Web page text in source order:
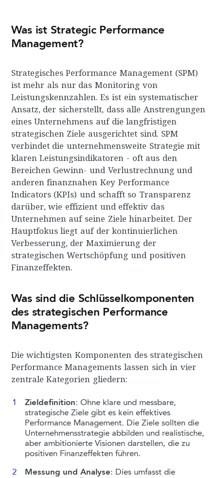
Was ist Strategic Performance
Management?
Strategisches Performance Management (SPM)
ist mehr als nur das Monitoring von
Leistungskennzahlen. Es ist ein systematischer
Ansatz, der sicherstellt, dass alle Anstrengungen
eines Unternehmens auf die langfristigen
strategischen Ziele ausgerichtet sind. SPM
verbindet die unternehmensweite Strategie mit
klaren Leistungsindikatoren - oft aus den
Bereichen Gewinn- und Verlustrechnung und
anderen finanznahen Key Performance
Indicators (KPIs) und schafft so Transparenz
darüber, wie effizient und effektiv das
Unternehmen auf seine Ziele hinarbeitet. Der
Hauptfokus liegt auf der kontinuierlichen
Verbesserung, der Maximierung der
strategischen Wertschöpfung und positiven
Finanzeffekten.
Was sind die Schlüsselkomponenten
des strategischen Performance
Managements?
Die wichtigsten Komponenten des strategischen
Performance Managements lassen sich in vier
zentrale Kategorien gliedern:
Zieldefinition: Ohne klare und messbare,
strategische Ziele gibt es kein effektives
Performance Management. Die Ziele sollten die
Unternehmensstrategie abbilden und realistische,
aber ambitionierte Visionen darstellen, die zu
positiven Finanzeffekten führen.
Messung und Analyse: Dies umfasst die